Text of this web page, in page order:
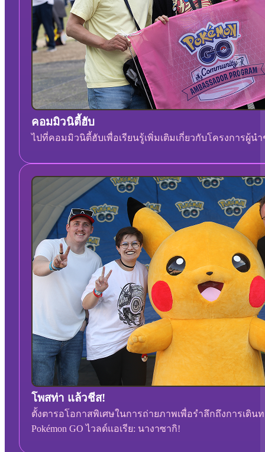
คอมมิวนิตี้ฮับ
ไปที่คอมมิวนิตี้ฮับเพื่อเรียนรู้เพิ่มเติมเกี่ยวกับโครงการผู้
โพสท่า แล้วชีส!
ตั้งตารอโอกาสพิเศษในการถ่ายภาพเพื่อรำลึกถึงการเดิ
Pokémon GO ไวลด์แอเรีย: นางาซากิ!